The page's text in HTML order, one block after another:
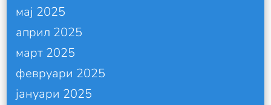
мај 2025
април 2025
март 2025
февруари 2025
јануари 2025